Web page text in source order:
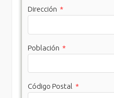
Dirección *
Población *
Código Postal *